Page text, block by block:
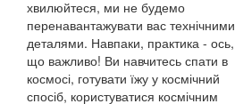
хвилюйтеся, ми не будемо
перенавантажувати вас технічними
деталями. Навпаки, практика - ось,
що важливо! Ви навчитесь спати в
космосі, готувати їжу у космічний
спосіб, користуватися космічним